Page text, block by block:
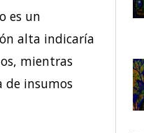
es un
alta indicaría
mientras
de insumos